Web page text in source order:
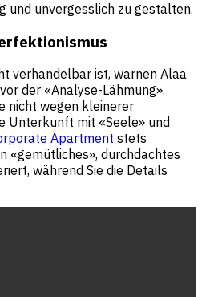
und unvergesslich zu gestalten.
verhandelbar ist, warnen Alaa
der «Analyse-Lähmung».
nicht wegen kleinerer
Unterkunft mit «Seele» und
Apartment stets
«gemütliches», durchdachtes
während Sie die Details